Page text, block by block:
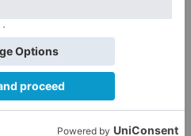
LO ÚLTIMO
Fallece un ciclista en Burgos tras
avisar otro conductor que se